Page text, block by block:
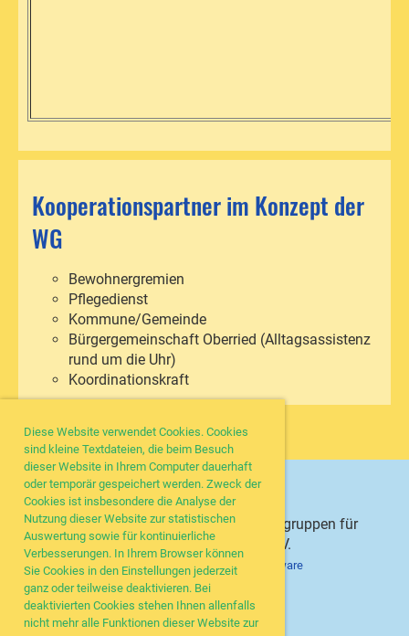
Diese Website verwendet Cookies. Cookies
sind kleine Textdateien, die beim Besuch
dieser Website in Ihrem Computer dauerhaft
oder temporär gespeichert werden. Zweck der
Cookies ist insbesondere die Analyse der
Nutzung dieser Website zur statistischen
Auswertung sowie für kontinuierliche
Verbesserungen. In Ihrem Browser können
Sie Cookies in den Einstellungen jederzeit
ganz oder teilweise deaktivieren. Bei
deaktivierten Cookies stehen Ihnen allenfalls
nicht mehr alle Funktionen dieser Website zur
Kooperationspartner im Konzept der
WG
Bewohnergremien
Pflegedienst
Kommune/Gemeinde
Bürgergemeinschaft Oberried (Alltagsassistenz
rund um die Uhr)
Koordinationskraft
© Netzwerk Freiburger Modell Wohngruppen für
Menschen mit Demenz e.V.
Erstellt mit ClubDesk Vereinssoftware